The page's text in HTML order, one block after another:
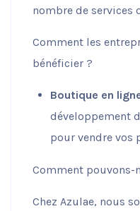
nombre de services
Comment les
bénéficier ?
Boutique en
développement
pour vendre vos
Comment pouvons-
Chez Azulae, nous
lorsque vous visitez
augmentez les
contenu et des
personnalisés.